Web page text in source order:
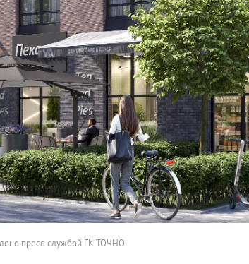
пресс-службой ГК ТОЧНО